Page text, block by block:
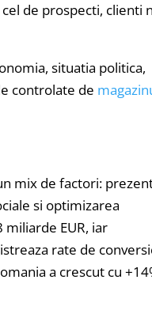
de prospecti, clienti
situatia politica,
controlate de
mix de factori:
si optimizarea
EUR, iar
rate de
a crescut cu